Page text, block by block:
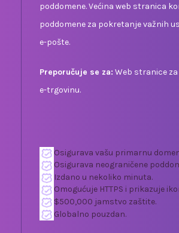
poddomene. Većina web stranica
poddomene za pokretanje važnih
e-pošte.
Preporučuje se za: Web stranice
e-trgovinu.
Osigurava vašu primarnu
Osigurava neograničene
Izdano u nekoliko minuta.
Omogućuje HTTPS i prikazuje
$500,000 jamstvo zaštite.
Globalno pouzdan.